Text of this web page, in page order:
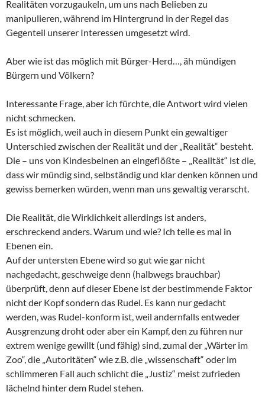
Realitäten vorzugaukeln, um uns nach Belieben zu
manipulieren, während im Hintergrund in der Regel das
Gegenteil unserer Interessen umgesetzt wird.
Aber wie ist das möglich mit Bürger-Herd…, äh mündigen
Bürgern und Völkern?
Interessante Frage, aber ich fürchte, die Antwort wird vielen
nicht schmecken.
Es ist möglich, weil auch in diesem Punkt ein gewaltiger
Unterschied zwischen der Realität und der „Realität“ besteht.
Die – uns von Kindesbeinen an eingeflößte – „Realität“ ist die,
dass wir mündig sind, selbständig und klar denken können und
gewiss bemerken würden, wenn man uns gewaltig verarscht.
Die Realität, die Wirklichkeit allerdings ist anders,
erschreckend anders. Warum und wie? Ich teile es mal in
Ebenen ein.
Auf der untersten Ebene wird so gut wie gar nicht
nachgedacht, geschweige denn (halbwegs brauchbar)
überprüft, denn auf dieser Ebene ist der bestimmende Faktor
nicht der Kopf sondern das Rudel. Es kann nur gedacht
werden, was Rudel-konform ist, weil andernfalls entweder
Ausgrenzung droht oder aber ein Kampf, den zu führen nur
extrem wenige gewillt (und fähig) sind, zumal der „Wärter im
Zoo“, die „Autoritäten“ wie z.B. die „wissenschaft“ oder im
schlimmeren Fall auch schlicht die „Justiz“ meist zufrieden
lächelnd hinter dem Rudel stehen.